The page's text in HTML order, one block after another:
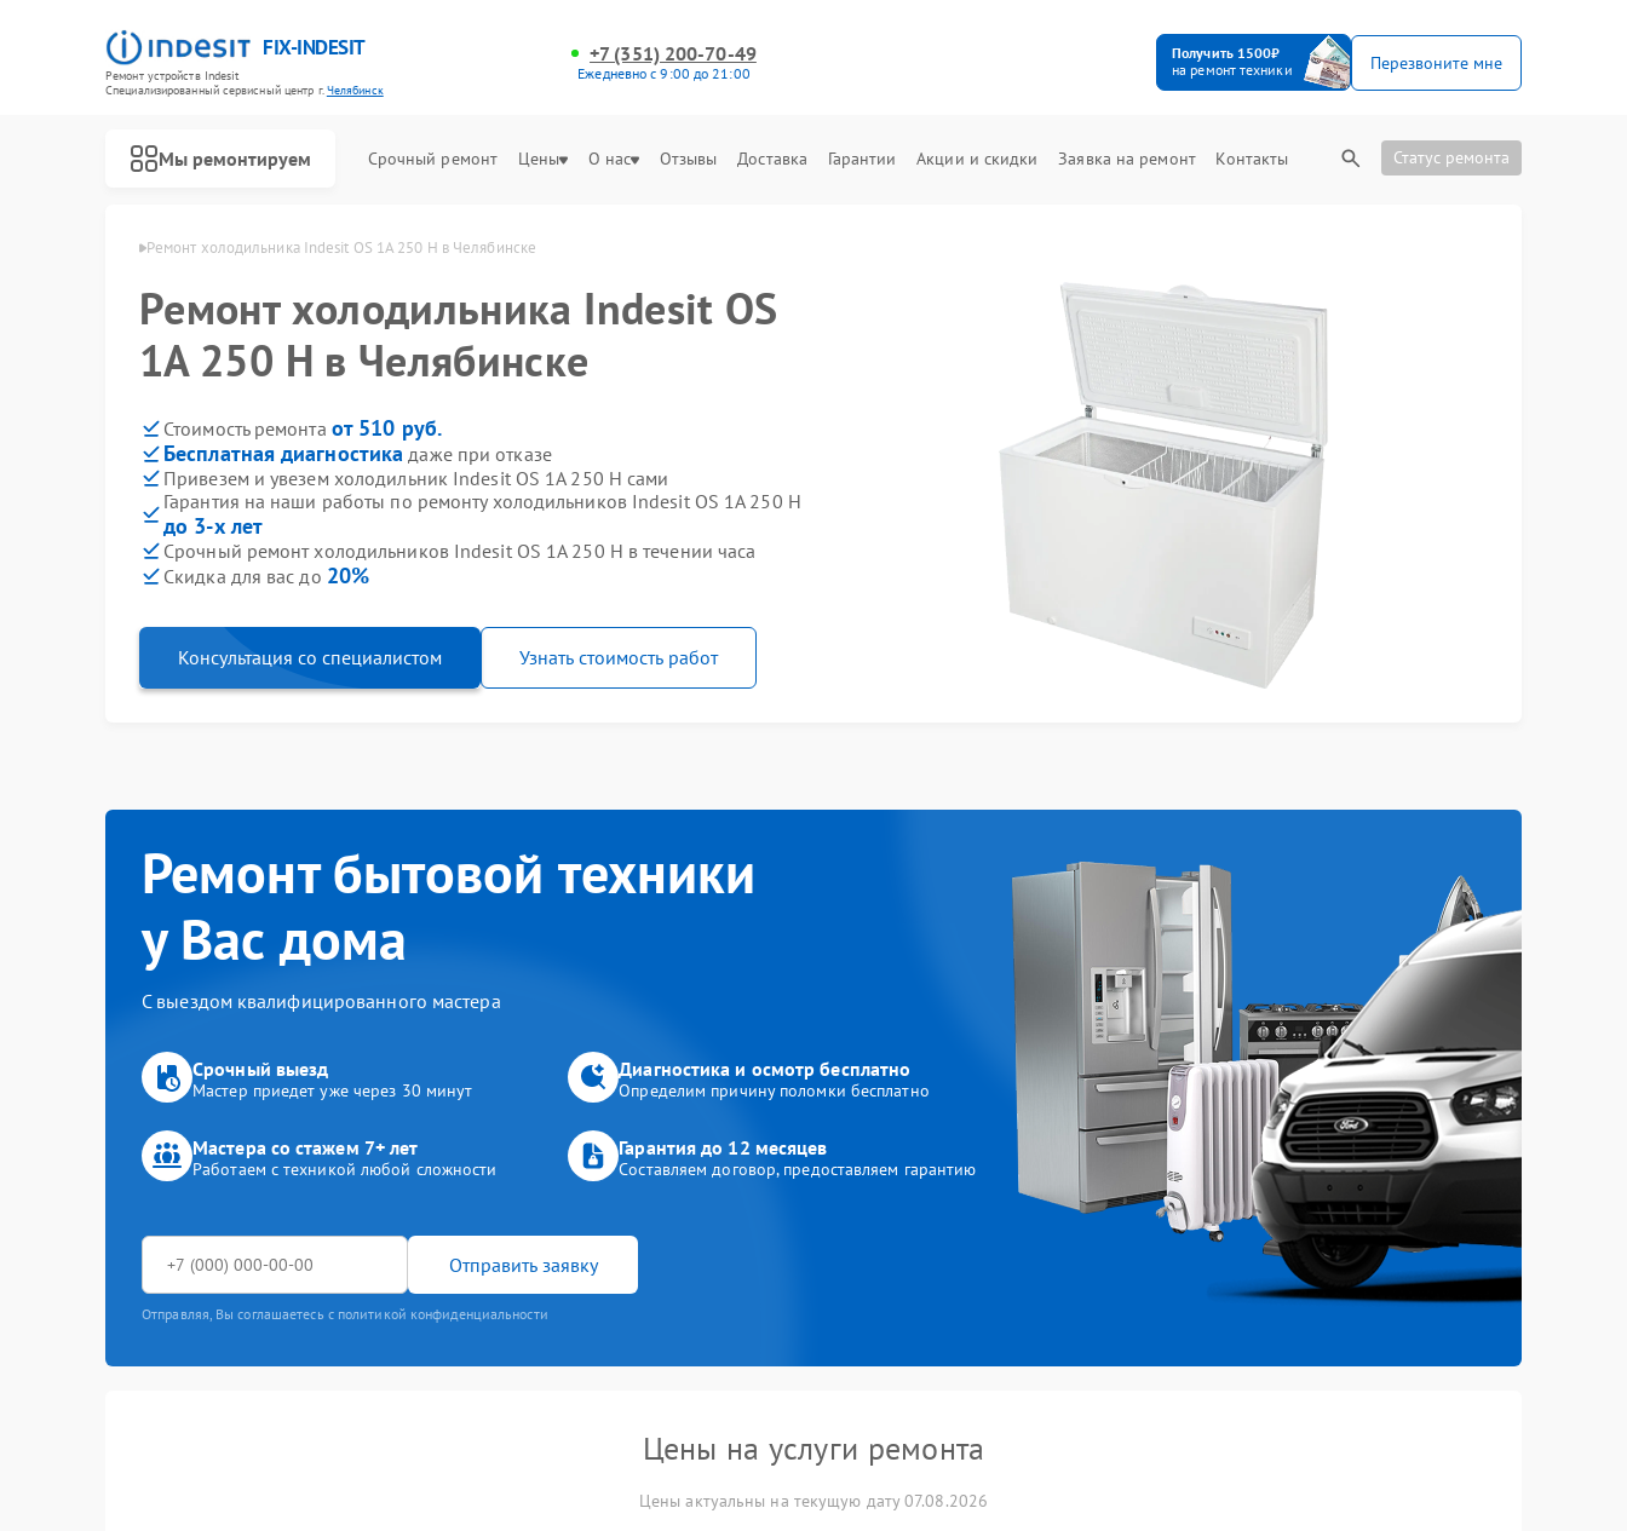
FIX-INDESIT
Ремонт устройств Indesit
Специализированный cервисный центр г.Челябинск
+7 (351) 200-70-49
Ежедневно с 9:00 до 21:00
Получить 1500₽
на ремонт техники
Перезвоните мне
Мы ремонтируем Срочный ремонт Цены О нас Отзывы Доставка Гарантии Акции и скидки Заявка на ремонт Контакты Статус ремонта
Ремонт холодильника Indesit OS 1A 250 H в Челябинске
Ремонт холодильника Indesit OS
1A 250 H в Челябинске
Стоимость ремонта от 510 руб.
Бесплатная диагностика даже при отказе
Привезем и увезем холодильник Indesit OS 1A 250 H сами
Гарантия на наши работы по ремонту холодильников Indesit OS 1A 250 H
до 3-х лет
Срочный ремонт холодильников Indesit OS 1A 250 H в течении часа
Скидка для вас до 20%
Консультация со специалистом Узнать стоимость работ
Ремонт бытовой техники
у Вас дома
С выездом квалифицированного мастера
Срочный выезд
Мастер приедет уже через 30 минут
Диагностика и осмотр бесплатно
Определим причину поломки бесплатно
Мастера со стажем 7+ лет
Работаем с техникой любой сложности
Гарантия до 12 месяцев
Составляем договор, предоставляем гарантию
Отправить заявку
Отправляя, Вы соглашаетесь с политикой конфиденциальности
Цены на услуги ремонта
Цены актуальны на текущую дату 07.08.2026